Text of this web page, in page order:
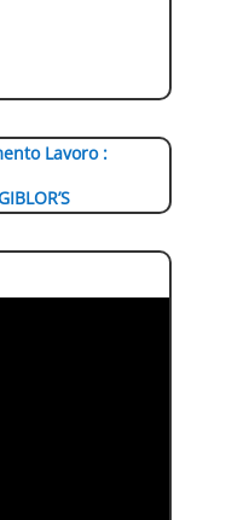
Lavoro :